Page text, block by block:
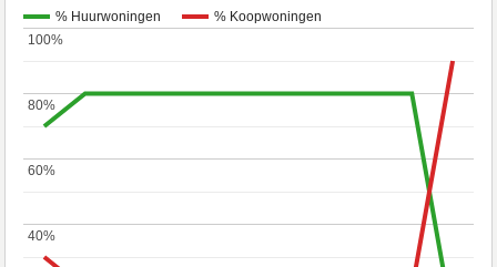
% Huurwoningen % Koopwoningen
40%
40%
60%
60%
80%
80%
100%
100%